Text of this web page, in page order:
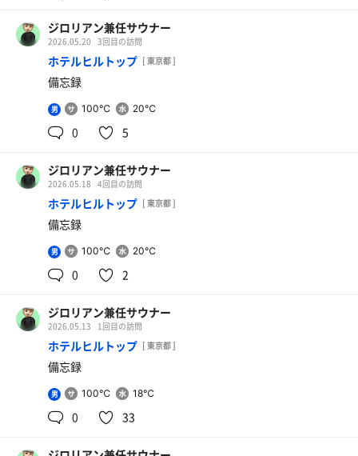
マッチ
ジロリアン兼任サウナー
2026.05.20 3回目の訪問
ホテルヒルトップ [ 東京都 ]
備忘録
男 100℃ 20℃
0 5
ジロリアン兼任サウナー
2026.05.18 4回目の訪問
ホテルヒルトップ [ 東京都 ]
備忘録
男 100℃ 20℃
0 2
ジロリアン兼任サウナー
2026.05.13 1回目の訪問
ホテルヒルトップ [ 東京都 ]
備忘録
男 100℃ 18℃
0 33